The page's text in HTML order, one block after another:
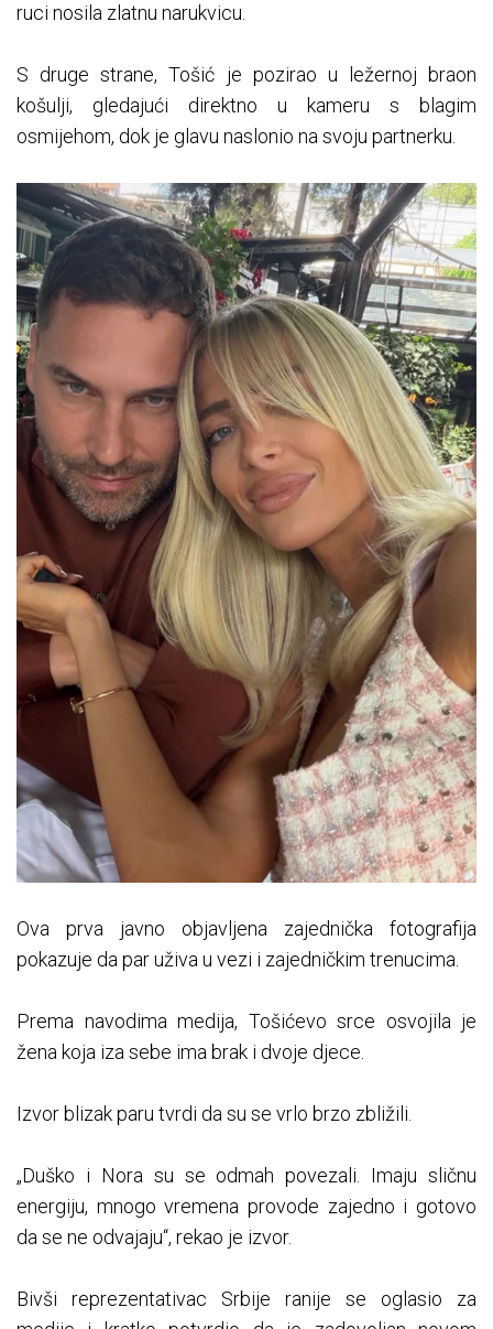
ruci nosila zlatnu narukvicu.
S druge strane, Tošić je pozirao u ležernoj braon
košulji, gledajući direktno u kameru s blagim
osmijehom, dok je glavu naslonio na svoju partnerku.
Ova prva javno objavljena zajednička fotografija
pokazuje da par uživa u vezi i zajedničkim trenucima.
Prema navodima medija, Tošićevo srce osvojila je
žena koja iza sebe ima brak i dvoje djece.
Izvor blizak paru tvrdi da su se vrlo brzo zbližili.
„Duško i Nora su se odmah povezali. Imaju sličnu
energiju, mnogo vremena provode zajedno i gotovo
da se ne odvajaju“, rekao je izvor.
Bivši reprezentativac Srbije ranije se oglasio za